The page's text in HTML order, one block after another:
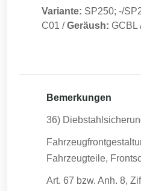
Variante: SP250; -/
C01 /Geräush: GCBL
Bemerkungen
36)
Fahrzeugteile,
Art. 67 bzw. Anh. 8,